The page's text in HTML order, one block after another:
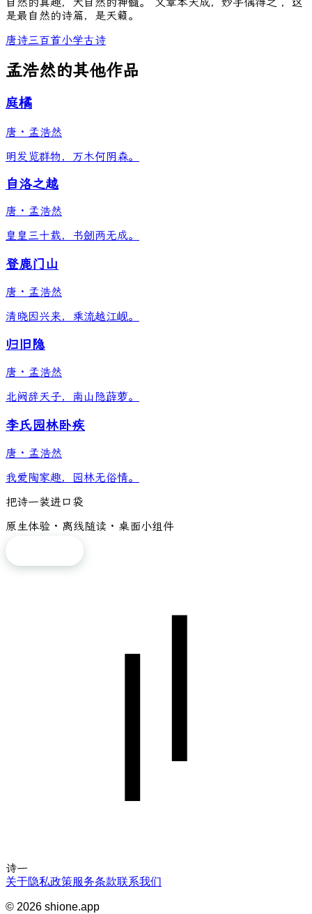
是最自然的诗篇，是天籁。
唐诗三百首小学古诗
孟浩然的其他作品
庭橘
唐 · 孟浩然
明发览群物，万木何阴森。
自洛之越
唐 · 孟浩然
皇皇三十载，书劒两无成。
登鹿门山
唐 · 孟浩然
清晓因兴来，乘流越江岘。
归旧隐
唐 · 孟浩然
北阙辞天子，南山隐薜萝。
李氏园林卧疾
唐 · 孟浩然
我爱陶家趣，园林无俗情。
把诗一装进口袋
原生体验 · 离线随读 · 桌面小组件
诗一
关于隐私政策服务条款联系我们
© 2026 shione.app